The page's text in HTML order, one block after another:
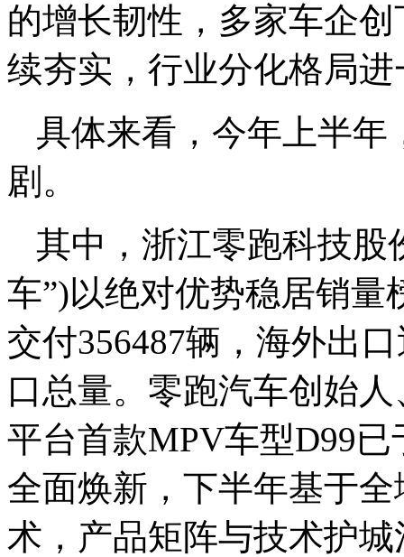
的增长韧性，多家车企
续夯实，行业分化格局
具体来看，今年上半年
剧。
其中，浙江零跑科技股
车”)以绝对优势稳居销
交付356487辆，海外出
口总量。零跑汽车创始
平台首款MPV车型D99
全面焕新，下半年基于
术，产品矩阵与技术护